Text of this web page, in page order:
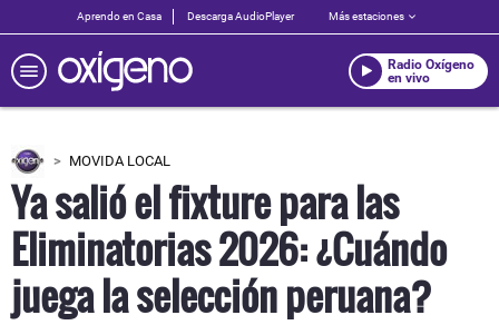
Aprendo en Casa Descarga AudioPlayer Más estaciones
Radio Oxígeno
en vivo
MOVIDA LOCAL
Ya salió el fixture para las
Eliminatorias 2026: ¿Cuándo
juega la selección peruana?